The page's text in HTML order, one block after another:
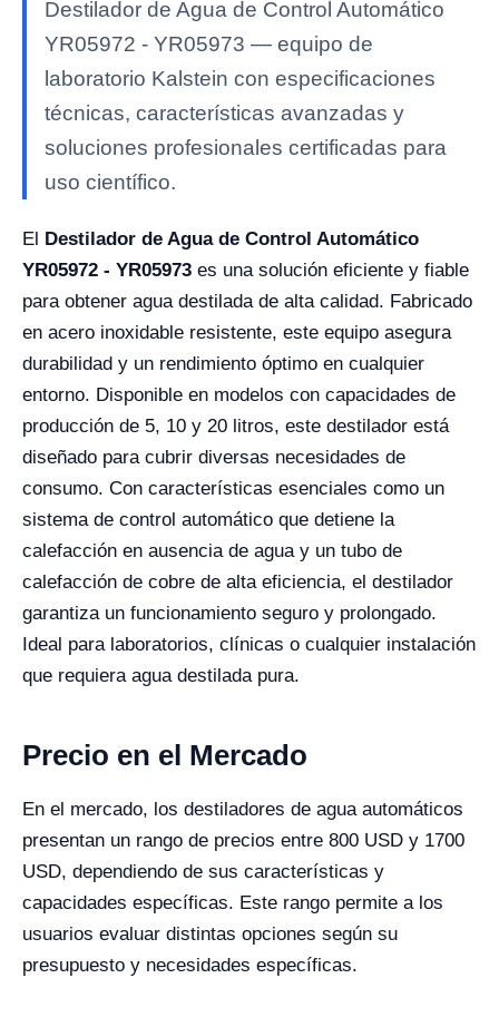
Destilador de Agua de Control Automático
YR05972 - YR05973 — equipo de
laboratorio Kalstein con especificaciones
técnicas, características avanzadas y
soluciones profesionales certificadas para
uso científico.
El Destilador de Agua de Control Automático
YR05972 - YR05973 es una solución eficiente y fiable
para obtener agua destilada de alta calidad. Fabricado
en acero inoxidable resistente, este equipo asegura
durabilidad y un rendimiento óptimo en cualquier
entorno. Disponible en modelos con capacidades de
producción de 5, 10 y 20 litros, este destilador está
diseñado para cubrir diversas necesidades de
consumo. Con características esenciales como un
sistema de control automático que detiene la
calefacción en ausencia de agua y un tubo de
calefacción de cobre de alta eficiencia, el destilador
garantiza un funcionamiento seguro y prolongado.
Ideal para laboratorios, clínicas o cualquier instalación
que requiera agua destilada pura.
Precio en el Mercado
En el mercado, los destiladores de agua automáticos
presentan un rango de precios entre 800 USD y 1700
USD, dependiendo de sus características y
capacidades específicas. Este rango permite a los
usuarios evaluar distintas opciones según su
presupuesto y necesidades específicas.